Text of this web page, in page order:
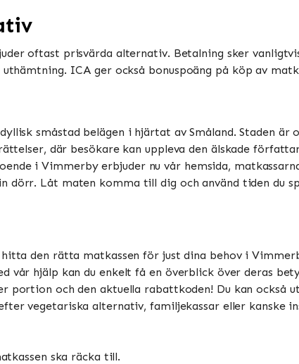
oftast prisvärda alternativ. Betalning sker
ICA ger också bonuspoäng på köp av
småstad belägen i hjärtat av Småland. Staden är
där besökare kan uppleva den älskade
i Vimmerby erbjuder nu vår hemsida,
dörr. Låt maten komma till dig och använd tiden du
den rätta matkassen för just dina behov i
vår hjälp kan du enkelt få en överblick över deras
portion och den aktuella rabattkoden! Du kan också
vegetariska alternativ, familjekassar eller kanske
ska räcka till.